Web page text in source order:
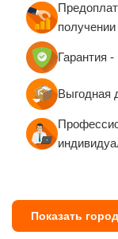
получении
Гарантия
Выгодная
Показать